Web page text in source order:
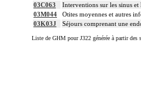
03C063
Interventions sur les sinus
03M044
Otites moyennes et autres
03K03J
Séjours comprenant une
Liste de GHM pour J322 générée à partir des